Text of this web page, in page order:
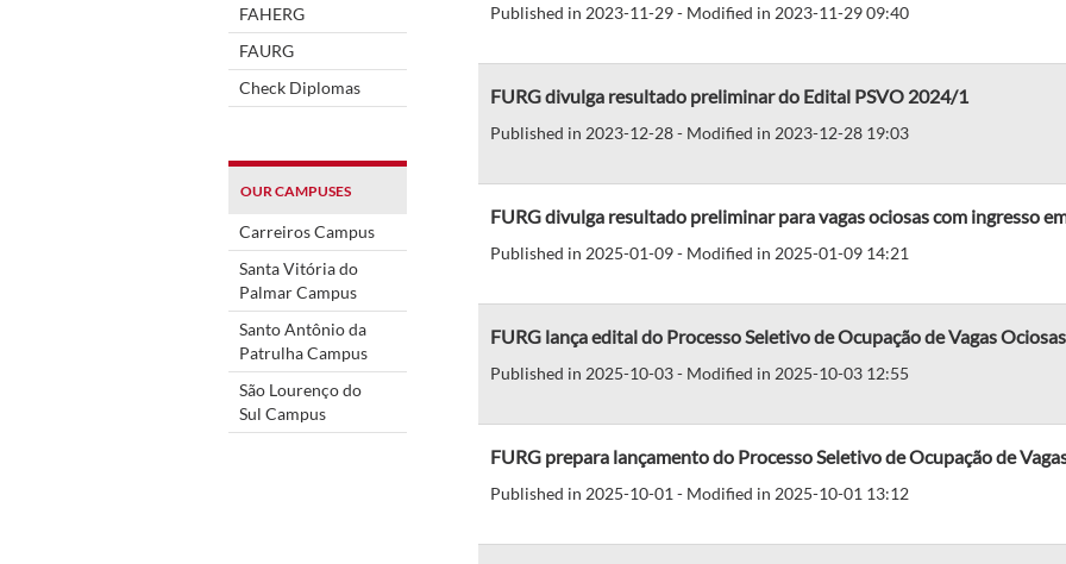
FAHERG
FAURG
Check Diplomas
OUR CAMPUSES
Carreiros Campus
Santa Vitória do
Palmar Campus
Santo Antônio da
Patrulha Campus
São Lourenço do
Sul Campus
Published in 2023-11-29 - Modified in 2023-11-29 09:40
FURG divulga resultado preliminar do Edital PSVO 2024/1
Published in 2023-12-28 - Modified in 2023-12-28 19:03
FURG divulga resultado preliminar para vagas ociosas com ingresso
Published in 2025-01-09 - Modified in 2025-01-09 14:21
FURG lança edital do Processo Seletivo de Ocupação de Vagas
Published in 2025-10-03 - Modified in 2025-10-03 12:55
FURG prepara lançamento do Processo Seletivo de Ocupação de
Published in 2025-10-01 - Modified in 2025-10-01 13:12